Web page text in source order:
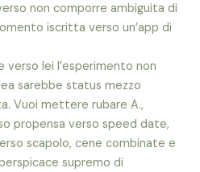
non comporre ambiguita di
iscritta verso un’app di
verso lei l’esperimento non
sarebbe status mezzo
Vuoi mettere rubare A.,
propensa verso speed date,
scapolo, cene combinate e
supremo di